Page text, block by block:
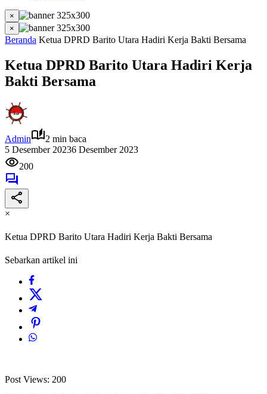
×
×
Beranda Ketua DPRD Barito Utara Hadiri Kerja Bakti Bersama
Ketua DPRD Barito Utara Hadiri Kerja
Bakti Bersama
Admin
2 min baca
5 Desember 20236 Desember 2023
200
×
Ketua DPRD Barito Utara Hadiri Kerja Bakti Bersama
Sebarkan artikel ini
Post Views: 200